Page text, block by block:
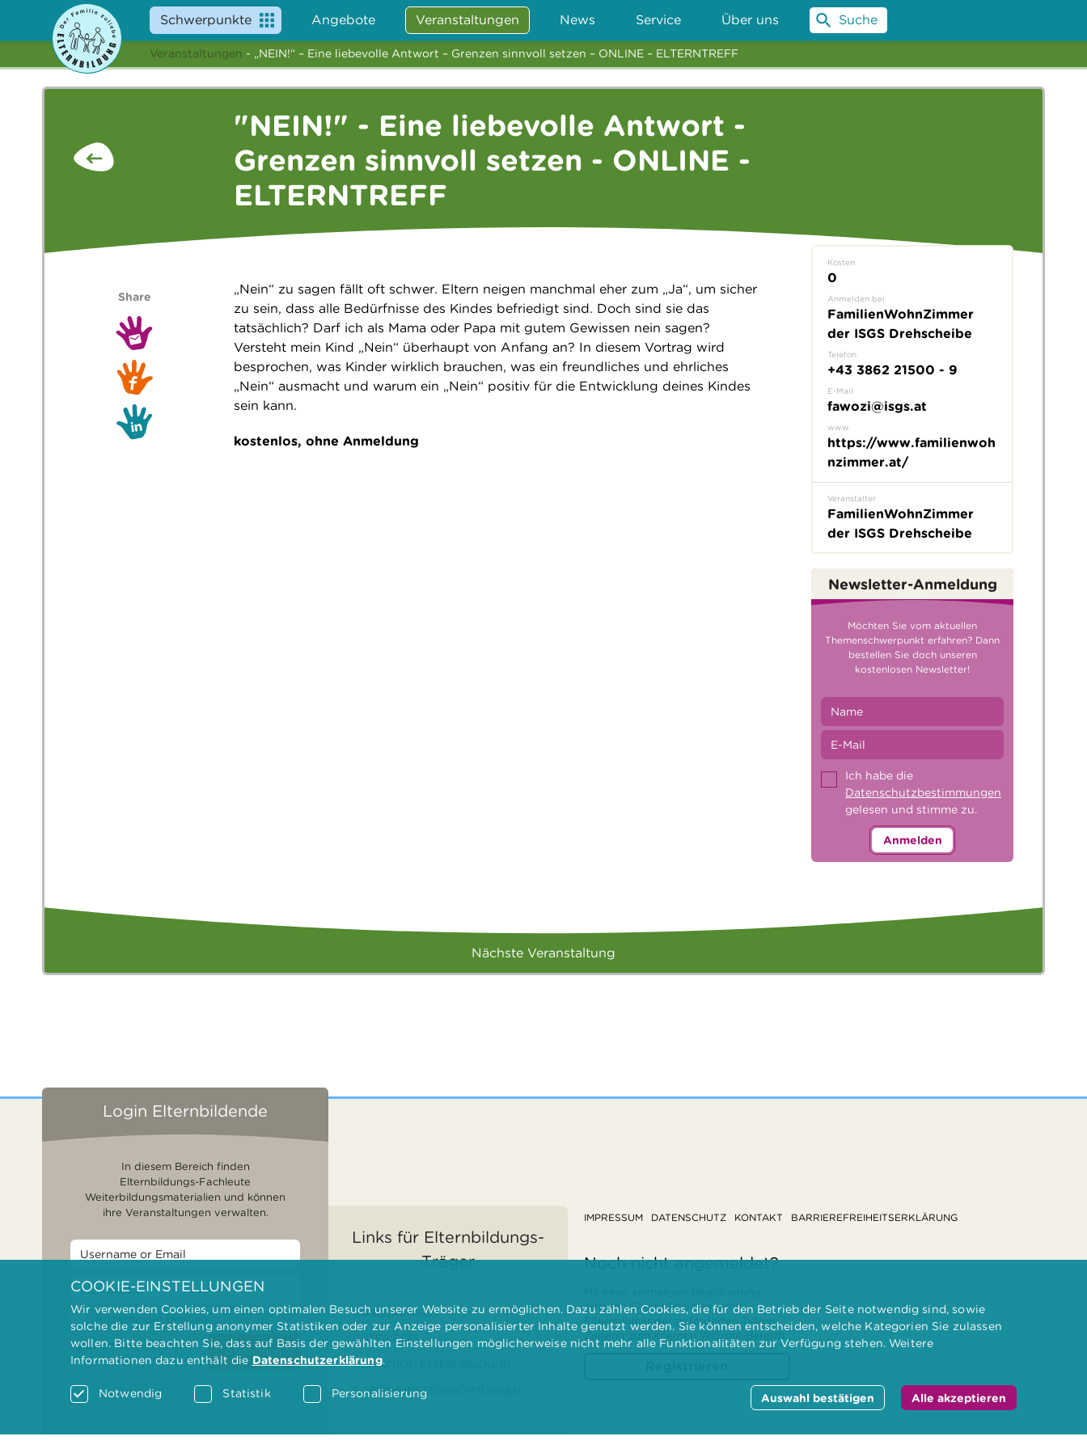
Schwerpunkte Angebote Veranstaltungen News Service Über uns Suche
Veranstaltungen - „NEIN!“ – Eine liebevolle Antwort – Grenzen sinnvoll setzen – ONLINE – ELTERNTREFF
"NEIN!" - Eine liebevolle Antwort -
Grenzen sinnvoll setzen - ONLINE -
ELTERNTREFF
„Nein“ zu sagen fällt oft schwer. Eltern neigen manchmal eher zum „Ja“, um sicher
zu sein, dass alle Bedürfnisse des Kindes befriedigt sind. Doch sind sie das
tatsächlich? Darf ich als Mama oder Papa mit gutem Gewissen nein sagen?
Versteht mein Kind „Nein“ überhaupt von Anfang an? In diesem Vortrag wird
besprochen, was Kinder wirklich brauchen, was ein freundliches und ehrliches
„Nein“ ausmacht und warum ein „Nein“ positiv für die Entwicklung deines Kindes
sein kann.
kostenlos, ohne Anmeldung
Share
Kosten
0
Anmelden bei
FamilienWohnZimmer
der ISGS Drehscheibe
Telefon
+43 3862 21500 - 9
E-Mail
fawozi@isgs.at
www
https://www.familienwoh
nzimmer.at/
Veranstalter
FamilienWohnZimmer
der ISGS Drehscheibe
Newsletter-Anmeldung
Möchten Sie vom aktuellen
Themenschwerpunkt erfahren? Dann
bestellen Sie doch unseren
kostenlosen Newsletter!
Ich habe die
Datenschutzbestimmungen
gelesen und stimme zu.
Anmelden
Nächste Veranstaltung
Login Elternbildende
In diesem Bereich finden
Elternbildungs-Fachleute
Weiterbildungsmaterialien und können
ihre Veranstaltungen verwalten.
Angemeldet bleiben
Passwort vergessen? Anmelden
Links für Elternbildungs-
Träger
FÖRDERUNGEN
GÜTESIEGEL
DEFINITION ELTERNBILDUNG
FORSCHUNGSEINRICHTUNGEN
IMPRESSUM DATENSCHUTZ KONTAKT BARRIEREFREIHEITSERKLÄRUNG
Noch nicht angemeldet?
erhalten Elternbilderinnen und
Elternbildner der geförderten Träger
Zugang zum internen Website-Bereich.
COOKIE-EINSTELLUNGEN
Wir verwenden Cookies, um einen optimalen Besuch unserer Website zu ermöglichen. Dazu zählen Cookies, die für den Betrieb der Seite notwendig sind, sowie
solche die zur Erstellung anonymer Statistiken oder zur Anzeige personalisierter Inhalte genutzt werden. Sie können entscheiden, welche Kategorien Sie zulassen
wollen. Bitte beachten Sie, dass auf Basis der gewählten Einstellungen möglicherweise nicht mehr alle Funktionalitäten zur Verfügung stehen. Weitere
Informationen dazu enthält die Datenschutzerklärung.
Notwendig Statistik Personalisierung Auswahl bestätigen Alle akzeptieren